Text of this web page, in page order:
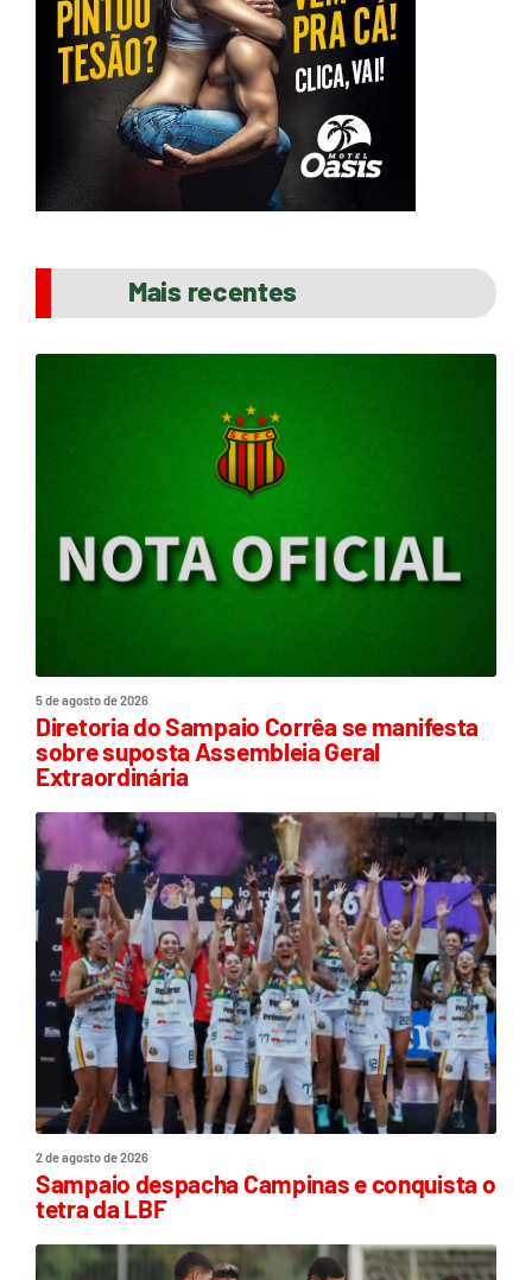
Mais recentes
5 de agosto de 2026
Diretoria do Sampaio Corrêa se manifesta
sobre suposta Assembleia Geral
Extraordinária
2 de agosto de 2026
Sampaio despacha Campinas e conquista o
tetra da LBF